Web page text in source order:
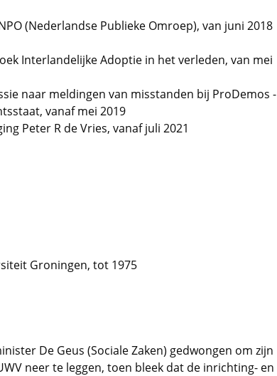
(Nederlandse Publieke Omroep), van juni 2018
Interlandelijke Adoptie in het verleden, van mei
naar meldingen van misstanden bij ProDemos -
vanaf mei 2019
Peter R de Vries, vanaf juli 2021
Groningen, tot 1975
De Geus (Sociale Zaken) gedwongen om zijn
neer te leggen, toen bleek dat de inrichting- en